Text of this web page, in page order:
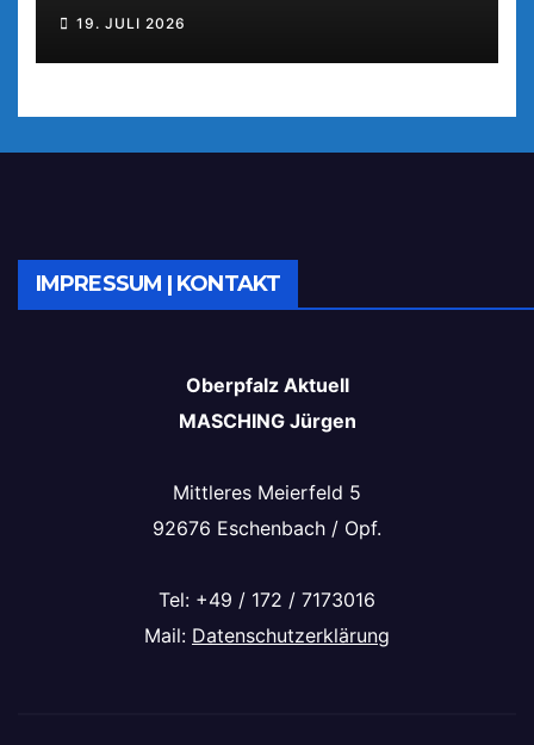
19. JULI 2026
IMPRESSUM | KONTAKT
Oberpfalz Aktuell
MASCHING Jürgen
Mittleres Meierfeld 5
92676 Eschenbach / Opf.
Tel: +49 / 172 / 7173016
Mail: Datenschutzerklärung